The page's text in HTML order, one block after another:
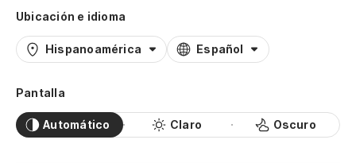
Ubicación e idioma
Hispanoamérica Español
Pantalla
Automático Claro Oscuro